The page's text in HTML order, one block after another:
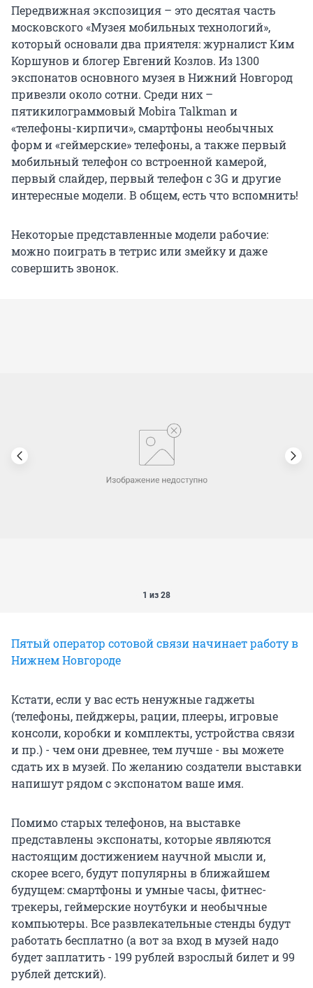
Передвижная экспозиция – это десятая часть
московского «Музея мобильных технологий»,
который основали два приятеля: журналист Ким
Коршунов и блогер Евгений Козлов. Из 1300
экспонатов основного музея в Нижний Новгород
привезли около сотни. Среди них –
пятикилограммовый Mobira Talkman и
«телефоны-кирпичи», смартфоны необычных
форм и «геймерские» телефоны, а также первый
мобильный телефон со встроенной камерой,
первый слайдер, первый телефон с 3G и другие
интересные модели. В общем, есть что вспомнить!
Некоторые представленные модели рабочие:
можно поиграть в тетрис или змейку и даже
совершить звонок.
1 из 28
Пятый оператор сотовой связи начинает работу в
Нижнем Новгороде
Кстати, если у вас есть ненужные гаджеты
(телефоны, пейджеры, рации, плееры, игровые
консоли, коробки и комплекты, устройства связи
и пр.) - чем они древнее, тем лучше - вы можете
сдать их в музей. По желанию создатели выставки
напишут рядом с экспонатом ваше имя.
Помимо старых телефонов, на выставке
представлены экспонаты, которые являются
настоящим достижением научной мысли и,
скорее всего, будут популярны в ближайшем
будущем: смартфоны и умные часы, фитнес-
трекеры, геймерские ноутбуки и необычные
компьютеры. Все развлекательные стенды будут
работать бесплатно (а вот за вход в музей надо
будет заплатить - 199 рублей взрослый билет и 99
рублей детский).